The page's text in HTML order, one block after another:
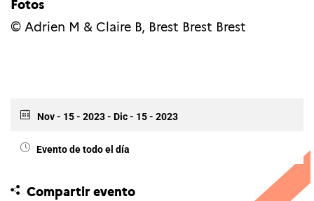
Fotos
© Adrien M & Claire B, Brest Brest Brest
Nov - 15 - 2023- Dic - 15 - 2023
Evento de todo el día
Compartir evento